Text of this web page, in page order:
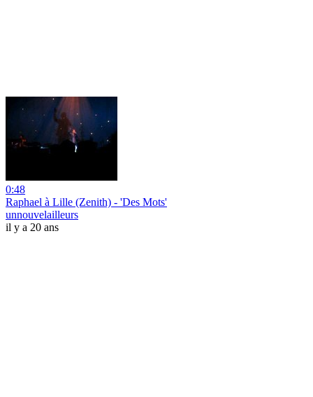
0:48
Raphael à Lille (Zenith) - 'Des Mots'
unnouvelailleurs
il y a 20 ans